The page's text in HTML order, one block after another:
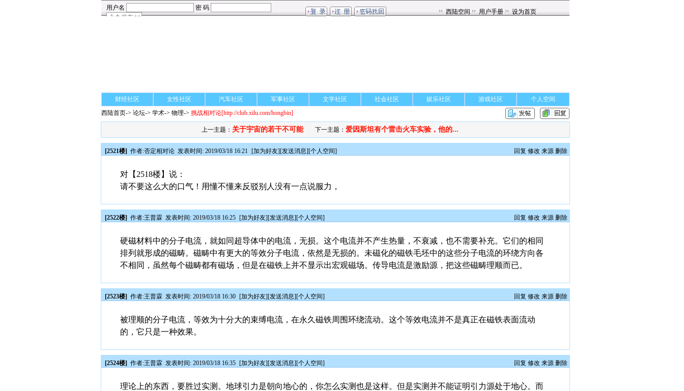
财经社区 女性社区 汽车社区 军事社区 文学社区 社会社区 娱乐社区 游戏社区
个人空间
西陆首页-> 论坛-> 学术-> 物理-> 挑战相对论[http://club.xilu.com/hongbin]
上一主题： 关于宇宙的若干不可能 下一主题：爱因斯坦有个雷击火车实验，他的...
[2521楼] 作者:否定相对论 发表时间: 2019/03/18 16:21 [加为好友][发送消息][个人空间] 回复 修改 来源 删除
对【2518楼】说：
请不要这么大的口气！用懂不懂来反驳别人没有一点说服力，
[2522楼] 作者:王普霖 发表时间: 2019/03/18 16:25 [加为好友][发送消息][个人空间] 回复 修改 来源 删除
硬磁材料中的分子电流，就如同超导体中的电流，无损。这个电流并不产生热量，不衰减，也不需要补充。它们的相同
排列就形成的磁畴。磁畴中有更大的等效分子电流，依然是无损的。未磁化的磁铁毛坯中的这些分子电流的环绕方向各
不相同，虽然每个磁畴都有磁场，但是在磁铁上并不显示出宏观磁场。传导电流是激励源，把这些磁畴理顺而已。
[2523楼] 作者:王普霖 发表时间: 2019/03/18 16:30 [加为好友][发送消息][个人空间] 回复 修改 来源 删除
被理顺的分子电流，等效为十分大的束缚电流，在永久磁铁周围环绕流动。这个等效电流并不是真正在磁铁表面流动
的，它只是一种效果。
[2524楼] 作者:王普霖 发表时间: 2019/03/18 16:35 [加为好友][发送消息][个人空间] 回复 修改 来源 删除
理论上的东西，要胜过实测。地球引力是朝向地心的，你怎么实测也是这样。但是实测并不能证明引力源处于地心。而